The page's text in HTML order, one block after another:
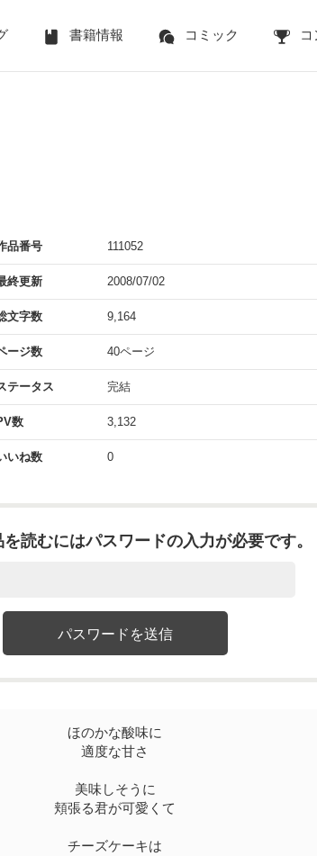
書籍情報 コミック コ
品番号 111052
終更新 2008/07/02
文字数 9,164
ージ数 40ページ
テータス 完結
数 3,132
いね数 0
を読むにはパスワードの入力が必要です。
ほのかな酸味に
適度な甘さ
美味しそうに
頬張る君が可愛くて
チーズケーキは